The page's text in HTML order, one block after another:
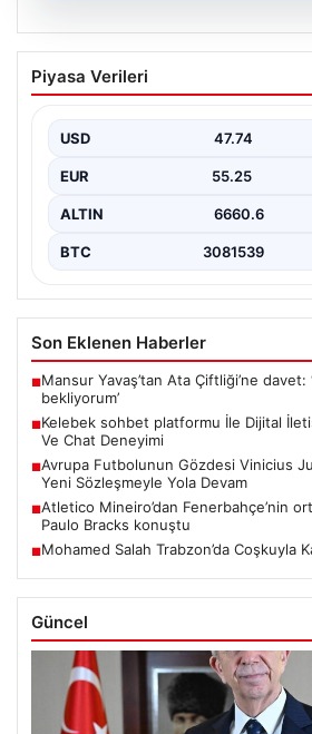
Kelebek sohbet platformu
İletişimin Sertifikalı Adresi
Sanal ortamında kullanıcıların
Piyasa Verileri
USD 47.74
EUR 55.25
ALTIN 6660.6
BTC 3081539
Son Eklenen Haberler
■Mansur Yavaş’tan Ata Çiftliği’ne
bekliyorum’
■Kelebek sohbet platformu İle Dijital
Ve Chat Deneyimi
■Avrupa Futbolunun Gözdesi Vinicius
Yeni Sözleşmeyle Yola Devam
■Atletico Mineiro’dan Fenerbahçe’nin
Paulo Bracks konuştu
■Mohamed Salah Trabzon’da Coşkuyla
Güncel